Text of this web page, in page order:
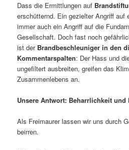
Dass die Ermittlungen auf
erschütternd. Ein gezielter Angriff auf
immer auch ein Angriff auf die
Gesellschaft. Doch fast noch
ist der Brandbeschleuniger in den
Kommentarspalten: Der Hass und
ungefiltert ausbreiten, greifen das
Zusammenlebens an.
Unsere Antwort: Beharrlichkeit
Als Freimaurer lassen wir uns durch
beirren.